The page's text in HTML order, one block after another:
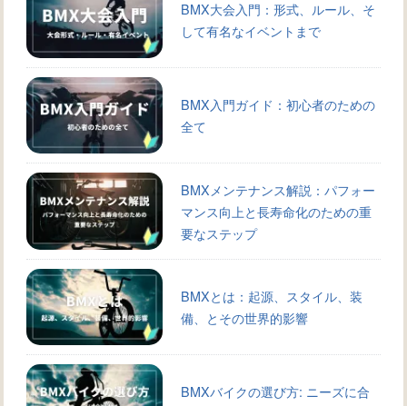
BMX大会入門：形式、ルール、そ
して有名なイベントまで
BMX入門ガイド：初心者のための
全て
BMXメンテナンス解説：パフォー
マンス向上と長寿命化のための重
要なステップ
BMXとは：起源、スタイル、装
備、とその世界的影響
BMXバイクの選び方: ニーズに合